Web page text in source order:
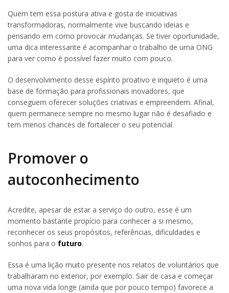
Quem tem essa postura ativa e gosta de iniciativas
transformadoras, normalmente vive buscando ideias e
pensando em como provocar mudanças. Se tiver oportunidade,
uma dica interessante é acompanhar o trabalho de uma ONG
para ver como é possível fazer muito com pouco.
O desenvolvimento desse espírito proativo e inquieto é uma
base de formação para profissionais inovadores, que
conseguem oferecer soluções criativas e empreendem. Afinal,
quem permanece sempre no mesmo lugar não é desafiado e
tem menos chances de fortalecer o seu potencial.
Promover o
autoconhecimento
Acredite, apesar de estar a serviço do outro, esse é um
momento bastante propício para conhecer a si mesmo,
reconhecer os seus propósitos, referências, dificuldades e
sonhos para o futuro.
Essa é uma lição muito presente nos relatos de voluntários que
trabalharam no exterior, por exemplo. Sair de casa e começar
uma nova vida longe (ainda que por pouco tempo) favorece a